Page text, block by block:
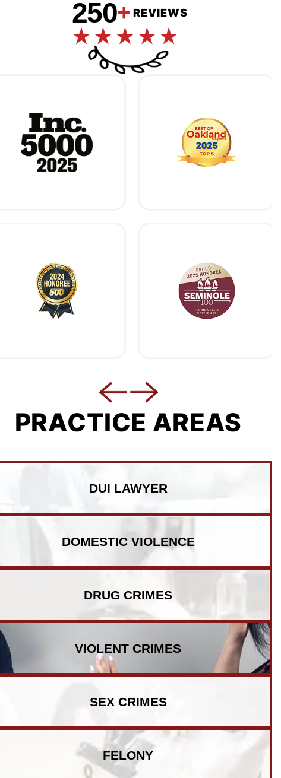
250+ REVIEWS
PRACTICE AREAS
DUI LAWYER
DOMESTIC VIOLENCE
DRUG CRIMES
VIOLENT CRIMES
SEX CRIMES
FELONY